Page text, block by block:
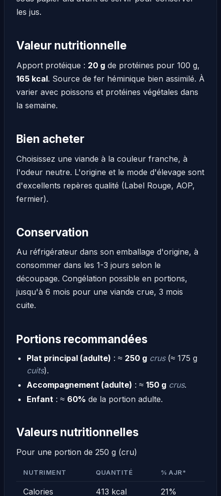
les jus.
Valeur nutritionnelle
Apport protéique : 20 g de protéines pour 100 g,
165 kcal. Source de fer héminique bien assimilé. À
varier avec poissons et protéines végétales dans
la semaine.
Bien acheter
Choisissez une viande à la couleur franche, à
l'odeur neutre. L'origine et le mode d'élevage sont
d'excellents repères qualité (Label Rouge, AOP,
fermier).
Conservation
Au réfrigérateur dans son emballage d'origine, à
consommer dans les 1-3 jours selon le
découpage. Congélation possible en portions,
jusqu'à 6 mois pour une viande crue, 3 mois
cuite.
Portions recommandées
Plat principal (adulte) : ≈ 250 g crus(≈ 175 g
cuits).
Accompagnement (adulte) : ≈ 150 g crus.
Enfant: ≈ 60% de la portion adulte.
Valeurs nutritionnelles
Pour une portion de 250 g (cru)
NUTRIMENT QUANTITÉ % AJR*
Calories 413 kcal 21%